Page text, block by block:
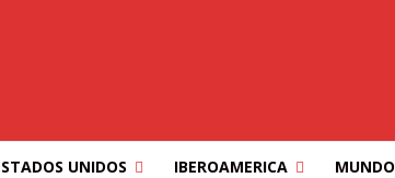
UNIDOS IBEROAMERICA MUNDO